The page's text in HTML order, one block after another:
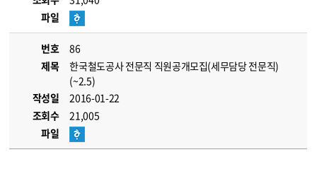
파일
번호
86
제목
한국철도공사 전문직 직원공개모집(세무담당 전문직)
(~2.5)
작성일
2016-01-22
조회수
21,005
파일